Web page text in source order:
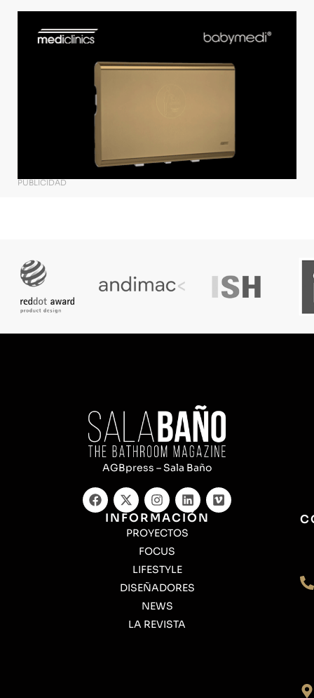
PUBLICIDAD
AGBpress – Sala Baño
INFORMACIÓN
PROYECTOS
FOCUS
LIFESTYLE
DISEÑADORES
NEWS
LA REVISTA